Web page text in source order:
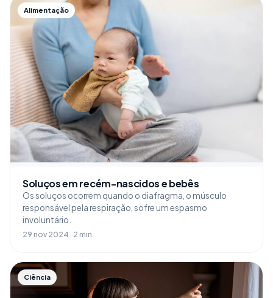
Alimentação
Soluços em recém-nascidos e bebês
Os soluços ocorrem quando o diafragma, o músculo
responsável pela respiração, sofre um espasmo
involuntário.
29 nov 2024 · 2 min
Ciência